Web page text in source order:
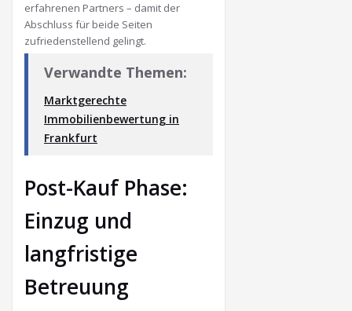
erfahrenen Partners – damit der
Abschluss für beide Seiten
zufriedenstellend gelingt.
Verwandte Themen:
Marktgerechte
Immobilienbewertung in
Frankfurt
Post-Kauf Phase:
Einzug und
langfristige
Betreuung